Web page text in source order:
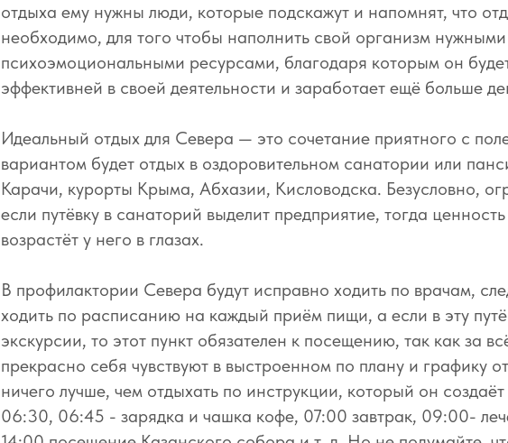
отдыха ему нужны люди, которые подскажут и напомнят, что
необходимо, для того чтобы наполнить свой организм нужными
психоэмоциональными ресурсами, благодаря которым он
эффективней в своей деятельности и заработает ещё больше
Идеальный отдых для Севера — это сочетание приятного с
вариантом будет отдых в оздоровительном санатории или
Карачи, курорты Крыма, Абхазии, Кисловодска. Безусловно,
если путёвку в санаторий выделит предприятие, тогда
возрастёт у него в глазах.
В профилактории Севера будут исправно ходить по врачам,
ходить по расписанию на каждый приём пищи, а если в эту
экскурсии, то этот пункт обязателен к посещению, так как за
прекрасно себя чувствуют в выстроенном по плану и графику
ничего лучше, чем отдыхать по инструкции, который он
06:30, 06:45 - зарядка и чашка кофе, 07:00 завтрак, 09:00-